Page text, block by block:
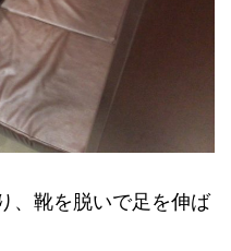
、靴を脱いで足を伸ば